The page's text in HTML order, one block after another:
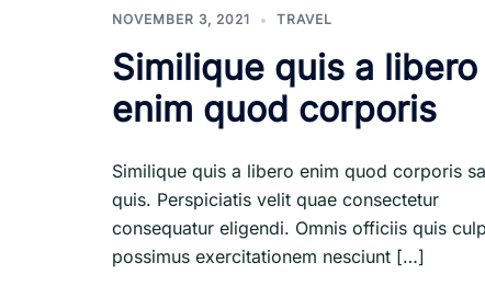
NOVEMBER 3, 2021 TRAVEL
Similique quis a libero
enim quod corporis
Similique quis a libero enim quod corporis
quis. Perspiciatis velit quae consectetur
consequatur eligendi. Omnis officiis quis
possimus exercitationem nesciunt […]